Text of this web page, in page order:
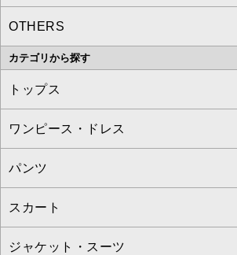
MK MICHEL KLEIN
OFUON le MK
MICHEL KLEIN HOMME
MK MICHEL KLEIN HOMME
a.v.v
OTHERS
MK MICHEL KLEIN BAG
カテゴリから探す
トップス
すべてのトップス
カットソー・Tシャツ
ブラウス・シャツ
ニット・セーター
ワンピース・ドレス
すべてのワンピース・ドレス
ワンピース
ドレス
パンツ
すべてのパンツ
フルレングスパンツ
スカート
すべてのスカート
ジャケット・スーツ